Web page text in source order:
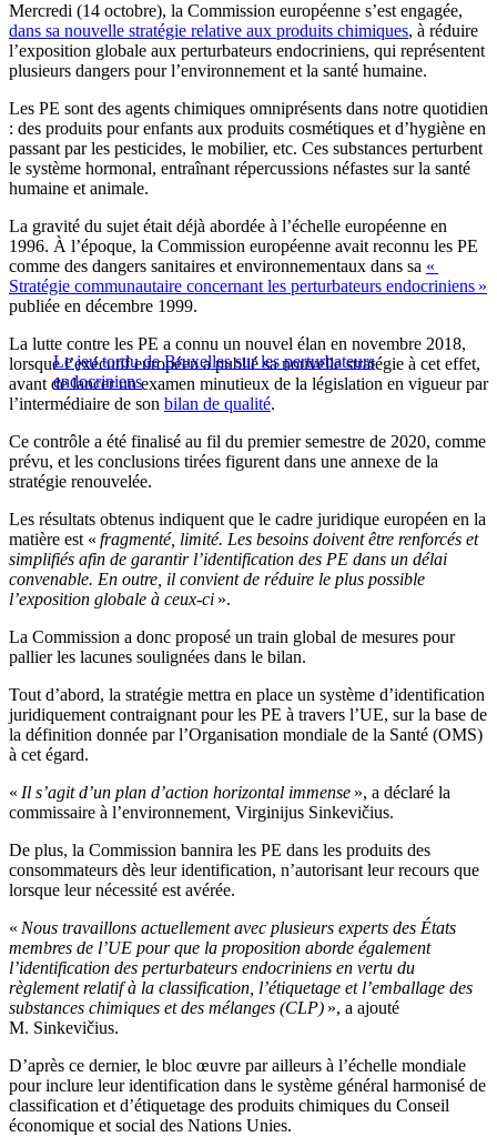
Mercredi (14 octobre), la Commission européenne s’est engagée,
dans sa nouvelle stratégie relative aux produits chimiques, à réduire
l’exposition globale aux perturbateurs endocriniens, qui représentent
plusieurs dangers pour l’environnement et la santé humaine.
Les PE sont des agents chimiques omniprésents dans notre quotidien
: des produits pour enfants aux produits cosmétiques et d’hygiène en
passant par les pesticides, le mobilier, etc. Ces substances perturbent
le système hormonal, entraînant répercussions néfastes sur la santé
humaine et animale.
La gravité du sujet était déjà abordée à l’échelle européenne en
1996. À l’époque, la Commission européenne avait reconnu les PE
comme des dangers sanitaires et environnementaux dans sa «
Stratégie communautaire concernant les perturbateurs endocriniens »
publiée en décembre 1999.
Le jeu tordu de Bruxelles sur les perturbateurs
endocriniens
La lutte contre les PE a connu un nouvel élan en novembre 2018,
lorsque l’exécutif européen a publié sa nouvelle stratégie à cet effet,
avant de lancer un examen minutieux de la législation en vigueur par
l’intermédiaire de son bilan de qualité.
Ce contrôle a été finalisé au fil du premier semestre de 2020, comme
prévu, et les conclusions tirées figurent dans une annexe de la
stratégie renouvelée.
Les résultats obtenus indiquent que le cadre juridique européen en la
matière est « fragmenté, limité. Les besoins doivent être renforcés et
simplifiés afin de garantir l’identification des PE dans un délai
convenable. En outre, il convient de réduire le plus possible
l’exposition globale à ceux-ci ».
La Commission a donc proposé un train global de mesures pour
pallier les lacunes soulignées dans le bilan.
Tout d’abord, la stratégie mettra en place un système d’identification
juridiquement contraignant pour les PE à travers l’UE, sur la base de
la définition donnée par l’Organisation mondiale de la Santé (OMS)
à cet égard.
« Il s’agit d’un plan d’action horizontal immense », a déclaré la
commissaire à l’environnement, Virginijus Sinkevičius.
De plus, la Commission bannira les PE dans les produits des
consommateurs dès leur identification, n’autorisant leur recours que
lorsque leur nécessité est avérée.
« Nous travaillons actuellement avec plusieurs experts des États
membres de l’UE pour que la proposition aborde également
l’identification des perturbateurs endocriniens en vertu du
règlement relatif à la classification, l’étiquetage et l’emballage des
substances chimiques et des mélanges (CLP) », a ajouté
M. Sinkevičius.
D’après ce dernier, le bloc œuvre par ailleurs à l’échelle mondiale
pour inclure leur identification dans le système général harmonisé de
classification et d’étiquetage des produits chimiques du Conseil
économique et social des Nations Unies.